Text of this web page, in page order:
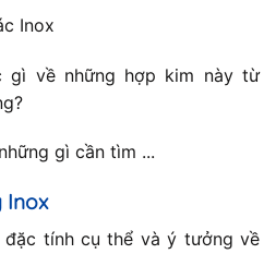
Inox
gì về những hợp kim này từ
gì cần tìm ...
Inox
đặc tính cụ thể và ý tưởng về